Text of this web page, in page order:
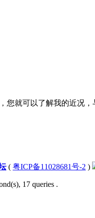
您就可以了解我的近况
( 粤ICP备11028681号-2 )
17 queries .